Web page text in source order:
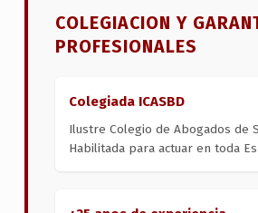
COLEGIACION Y
PROFESIONALES
Colegiada ICASBD
Ilustre Colegio de Abogados de
Habilitada para actuar en toda